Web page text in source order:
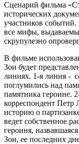
Сценарий фильма
исторических
участников
все мифы,
скрупулезно
В фильме
Зои будет
линиях. 1-я линия -
поглумились над
памятника героине.
корреспондент Петр
историю о
ведет собственное
героиня,
Зои, ее последних